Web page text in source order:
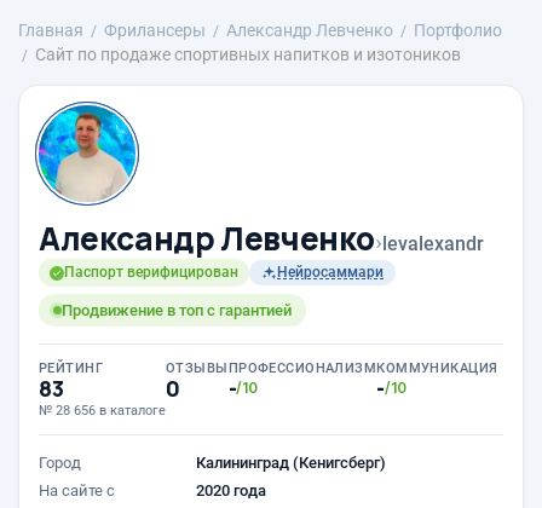
Главная Фрилансеры Александр Левченко
Портфолио
Сайт по продаже спортивных напитков и изотоников
Александр Левченко›levalexandr
Паспорт верифицирован Нейросаммари
Продвижение в топ с гарантией
РЕЙТИНГ
83
№ 28 656 в каталоге
ОТЗЫВЫ
0
ПРОФЕССИОНАЛИЗМ
-/10
КОММУНИКАЦИЯ
-/10
Город
Калининград (Кенигсберг)
На сайте с
2020 года